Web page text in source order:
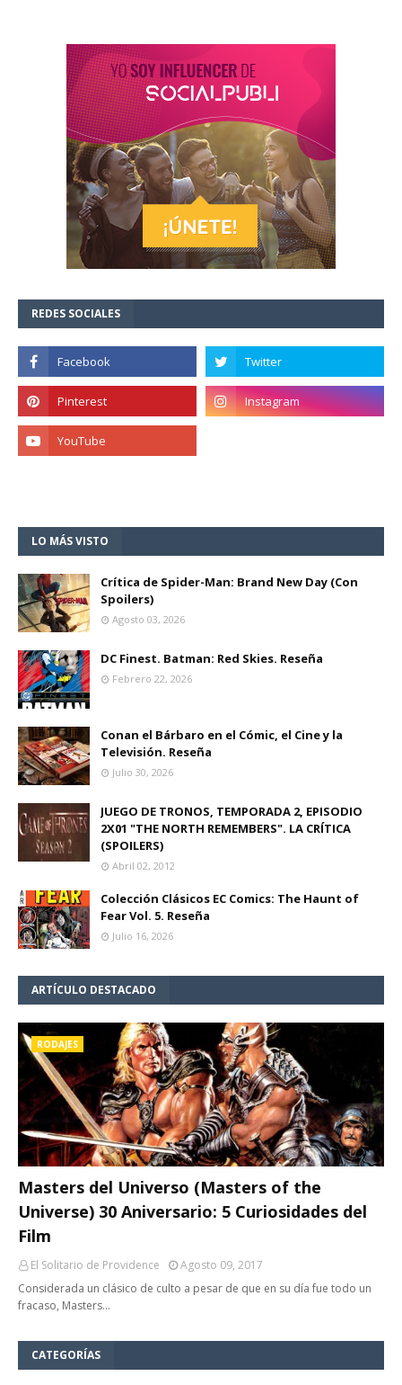
REDES SOCIALES
LO MÁS VISTO
Crítica de Spider-Man: Brand New Day (Con
Spoilers)
Agosto 03, 2026
DC Finest. Batman: Red Skies. Reseña
Febrero 22, 2026
Conan el Bárbaro en el Cómic, el Cine y la
Televisión. Reseña
Julio 30, 2026
JUEGO DE TRONOS, TEMPORADA 2, EPISODIO
2X01 "THE NORTH REMEMBERS". LA CRÍTICA
(SPOILERS)
Abril 02, 2012
Colección Clásicos EC Comics: The Haunt of
Fear Vol. 5. Reseña
Julio 16, 2026
ARTÍCULO DESTACADO
RODAJES
Masters del Universo (Masters of the
Universe) 30 Aniversario: 5 Curiosidades del
Film
El Solitario de Providence
Agosto 09, 2017
Considerada un clásico de culto a pesar de que en su día fue todo un
fracaso, Masters…
CATEGORÍAS